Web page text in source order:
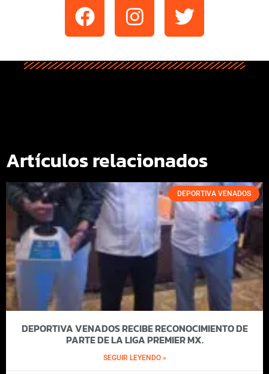
Artículos relacionados
DEPORTIVA VENADOS
DEPORTIVA VENADOS RECIBE RECONOCIMIENTO DE
PARTE DE LA LIGA PREMIER MX.
SEGUIR LEYENDO »